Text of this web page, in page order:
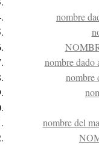
nombre
nombre dado
nombre
nombre del